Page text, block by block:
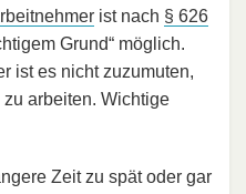
ist nach § 626
Grund“ möglich.
ist es nicht zuzumuten,
arbeiten. Wichtige
Zeit zu spät oder gar